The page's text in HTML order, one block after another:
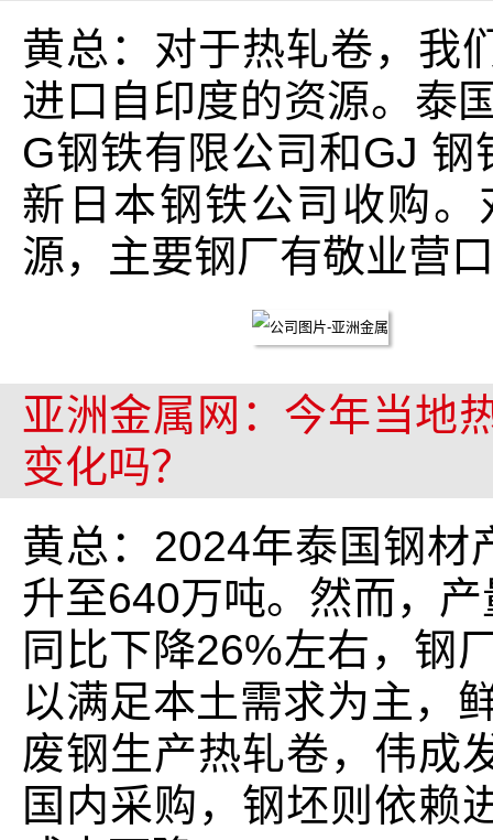
黄总：对于热轧卷，我
进口自印度的资源。泰
G钢铁有限公司和GJ
新日本钢铁公司收购
源，主要钢厂有敬业营
亚洲金属网：今年当地
变化吗？
黄总：2024年泰国钢材
升至640万吨。然而，
同比下降26%左右，钢
以满足本土需求为主，
废钢生产热轧卷，伟成
国内采购，钢坯则依赖